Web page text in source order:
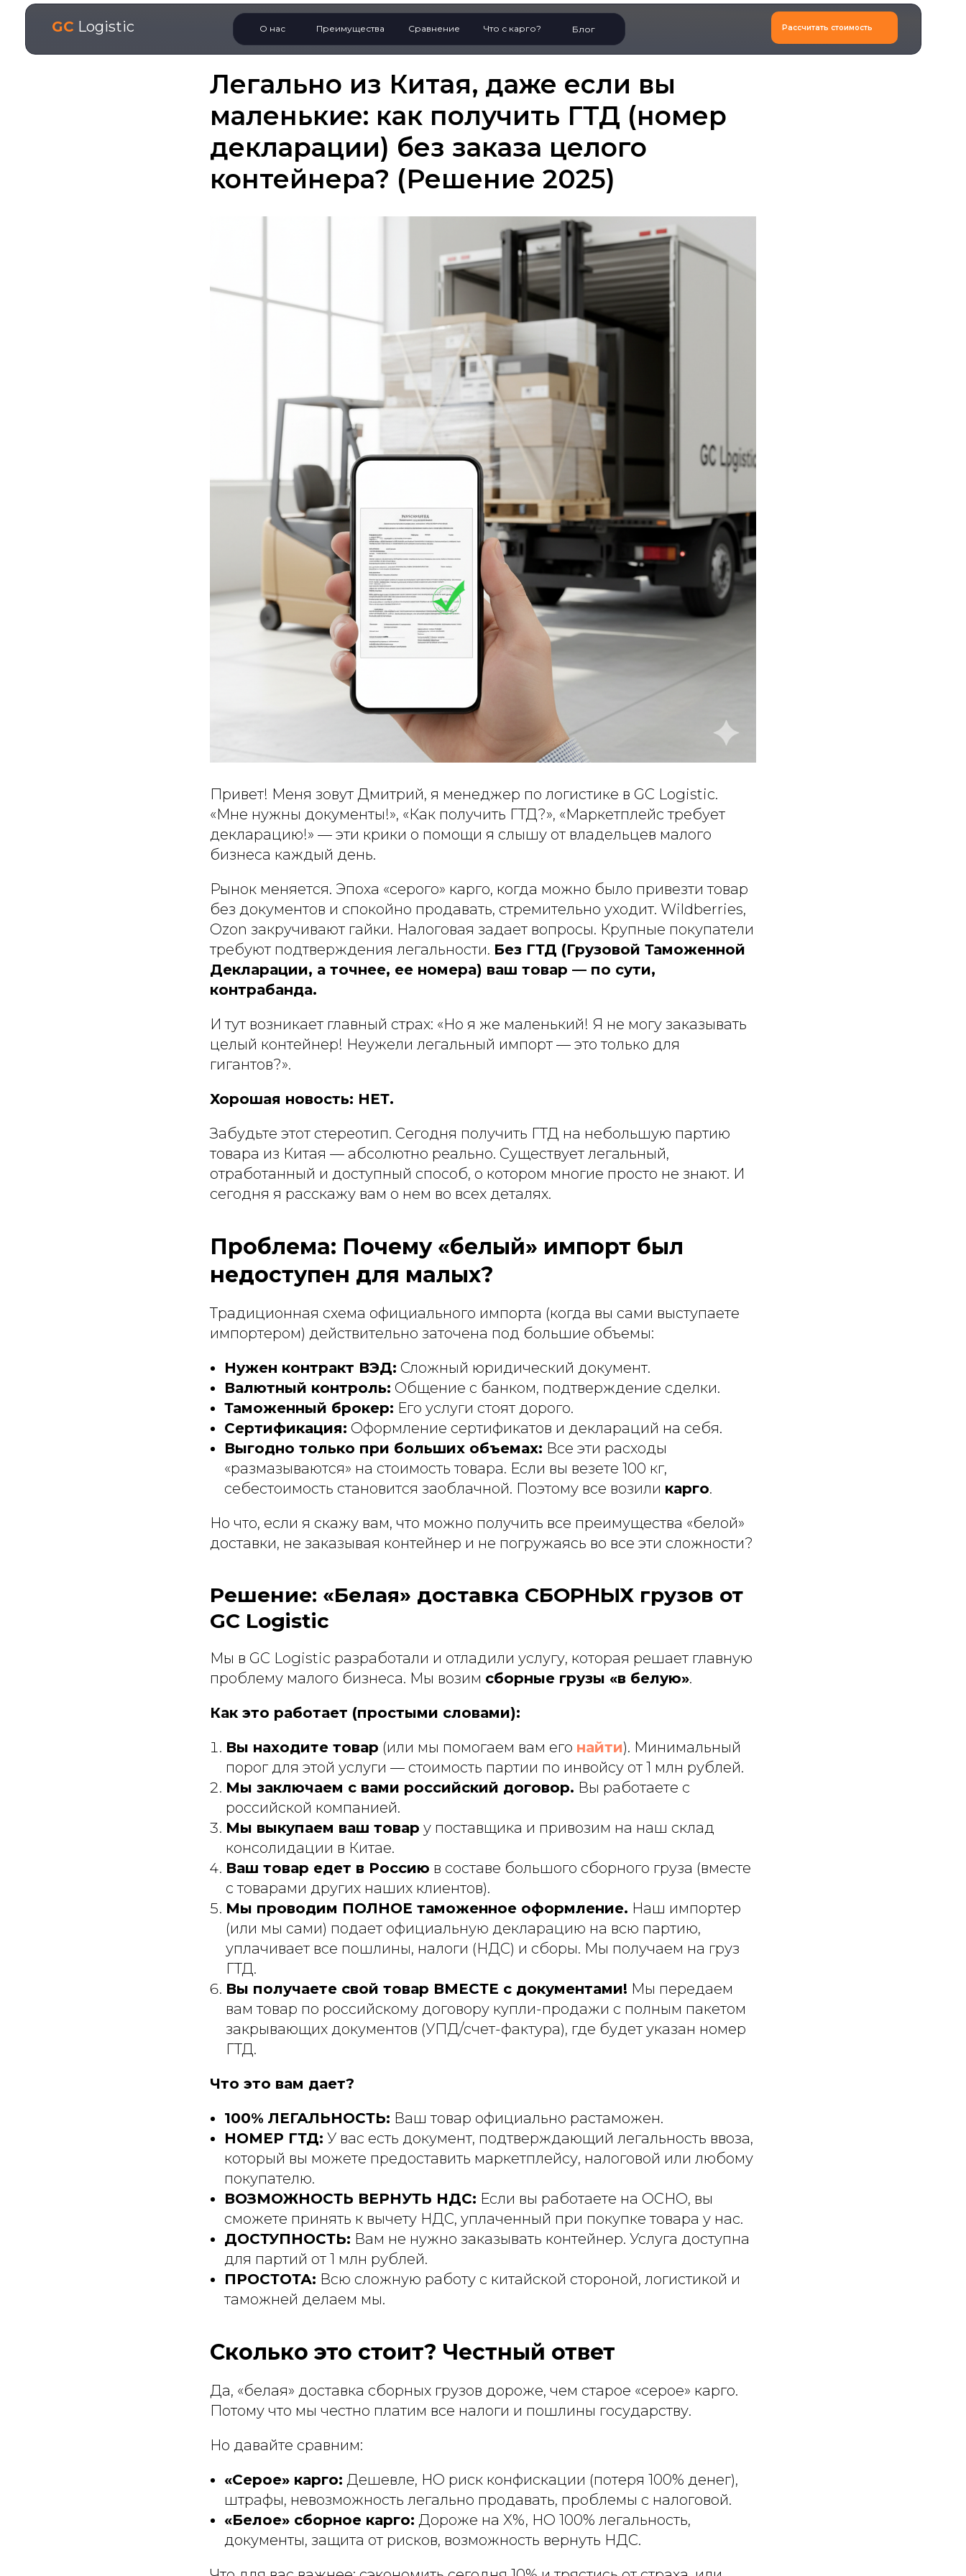
GC Logistic Рассчитать стоимость
О нас Преимущества Сравнение Что с карго? Блог
Легально из Китая, даже если вы
маленькие: как получить ГТД (номер
декларации) без заказа целого
контейнера? (Решение 2025)
Привет! Меня зовут Дмитрий, я менеджер по логистике в GC Logistic.
«Мне нужны документы!», «Как получить ГТД?», «Маркетплейс требует
декларацию!» — эти крики о помощи я слышу от владельцев малого
бизнеса каждый день.
Рынок меняется. Эпоха «серого» карго, когда можно было привезти товар
без документов и спокойно продавать, стремительно уходит. Wildberries,
Ozon закручивают гайки. Налоговая задает вопросы. Крупные покупатели
требуют подтверждения легальности. Без ГТД (Грузовой Таможенной
Декларации, а точнее, ее номера) ваш товар — по сути,
контрабанда.
И тут возникает главный страх: «Но я же маленький! Я не могу заказывать
целый контейнер! Неужели легальный импорт — это только для
гигантов?».
Хорошая новость: НЕТ.
Забудьте этот стереотип. Сегодня получить ГТД на небольшую партию
товара из Китая — абсолютно реально. Существует легальный,
отработанный и доступный способ, о котором многие просто не знают. И
сегодня я расскажу вам о нем во всех деталях.
Проблема: Почему «белый» импорт был
недоступен для малых?
Традиционная схема официального импорта (когда вы сами выступаете
импортером) действительно заточена под большие объемы:
Нужен контракт ВЭД: Сложный юридический документ.
Валютный контроль: Общение с банком, подтверждение сделки.
Таможенный брокер: Его услуги стоят дорого.
Сертификация: Оформление сертификатов и деклараций на себя.
Выгодно только при больших объемах: Все эти расходы
«размазываются» на стоимость товара. Если вы везете 100 кг,
себестоимость становится заоблачной. Поэтому все возили карго.
Но что, если я скажу вам, что можно получить все преимущества «белой»
доставки, не заказывая контейнер и не погружаясь во все эти сложности?
Решение: «Белая» доставка СБОРНЫХ грузов от
GC Logistic
Мы в GC Logistic разработали и отладили услугу, которая решает главную
проблему малого бизнеса. Мы возим сборные грузы «в белую».
Как это работает (простыми словами):
Вы находите товар (или мы помогаем вам его найти). Минимальный
порог для этой услуги — стоимость партии по инвойсу от 1 млн рублей.
Мы заключаем с вами российский договор. Вы работаете с
российской компанией.
Мы выкупаем ваш товар у поставщика и привозим на наш склад
консолидации в Китае.
Ваш товар едет в Россию в составе большого сборного груза (вместе
с товарами других наших клиентов).
Мы проводим ПОЛНОЕ таможенное оформление. Наш импортер
(или мы сами) подает официальную декларацию на всю партию,
уплачивает все пошлины, налоги (НДС) и сборы. Мы получаем на груз
ГТД.
Вы получаете свой товар ВМЕСТЕ с документами! Мы передаем
вам товар по российскому договору купли-продажи с полным пакетом
закрывающих документов (УПД/счет-фактура), где будет указан номер
ГТД.
Что это вам дает?
100% ЛЕГАЛЬНОСТЬ: Ваш товар официально растаможен.
НОМЕР ГТД: У вас есть документ, подтверждающий легальность ввоза,
который вы можете предоставить маркетплейсу, налоговой или любому
покупателю.
ВОЗМОЖНОСТЬ ВЕРНУТЬ НДС: Если вы работаете на ОСНО, вы
сможете принять к вычету НДС, уплаченный при покупке товара у нас.
ДОСТУПНОСТЬ: Вам не нужно заказывать контейнер. Услуга доступна
для партий от 1 млн рублей.
ПРОСТОТА: Всю сложную работу с китайской стороной, логистикой и
таможней делаем мы.
Сколько это стоит? Честный ответ
Да, «белая» доставка сборных грузов дороже, чем старое «серое» карго.
Потому что мы честно платим все налоги и пошлины государству.
Но давайте сравним:
«Серое» карго: Дешевле, НО риск конфискации (потеря 100% денег),
штрафы, невозможность легально продавать, проблемы с налоговой.
«Белое» сборное карго: Дороже на X%, НО 100% легальность,
документы, защита от рисков, возможность вернуть НДС.